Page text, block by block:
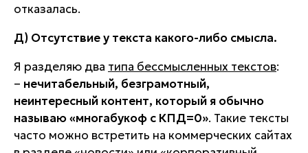
отказалась.
Д) Отсутствие у текста какого-либо смысла.
Я разделяю два типа бессмысленных текстов:
– нечитабельный, безграмотный,
неинтересный контент, который я обычно
называю «многабукоф с КПД=0». Такие тексты
часто можно встретить на коммерческих сайтах